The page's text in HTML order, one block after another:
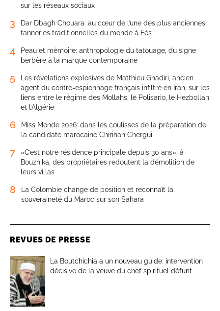
sur les réseaux sociaux
3
Dar Dbagh Chouara: au cœur de l’une des plus anciennes
tanneries traditionnelles du monde à Fès
4
Peau et mémoire: anthropologie du tatouage, du signe
berbère à la marque contemporaine
5
Les révélations explosives de Matthieu Ghadiri, ancien
agent du contre-espionnage français infiltré en Iran, sur les
liens entre le régime des Mollahs, le Polisario, le Hezbollah
et l’Algérie
6
Miss Monde 2026: dans les coulisses de la préparation de
la candidate marocaine Chirihan Chergui
7
«C’est notre résidence principale depuis 30 ans»: à
Bouznika, des propriétaires redoutent la démolition de
leurs villas
8
La Colombie change de position et reconnaît la
souveraineté du Maroc sur son Sahara
REVUES DE PRESSE
La Boutchichia a un nouveau guide: intervention
décisive de la veuve du chef spirituel défunt